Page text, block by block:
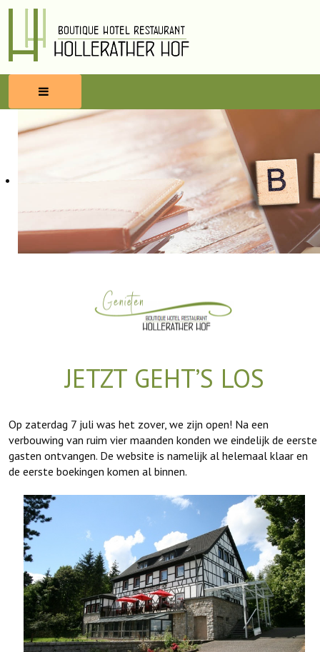
HOME
WELLNESS
JETZT GEHT’S LOS
Op zaterdag 7 juli was het zover, we zijn open! Na een
verbouwing van ruim vier maanden konden we eindelijk de eerste
gasten ontvangen. De website is namelijk al helemaal klaar en
de eerste boekingen komen al binnen.